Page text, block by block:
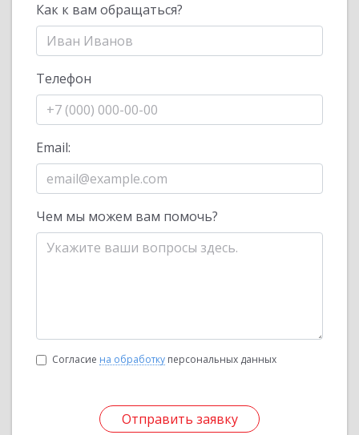
Как к вам обращаться?
Телефон
Email:
Чем мы можем вам помочь?
Согласие на обработку персональных данных
Отправить заявку